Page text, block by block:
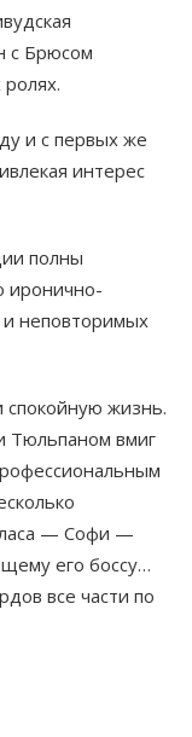
c Брюсом
и с первых же
интерес
полны
иронично-
и неповторимых
спокойную жизнь.
Тюльпаном вмиг
— Софи —
его боссу…
все части по